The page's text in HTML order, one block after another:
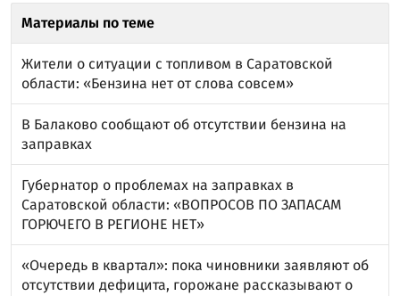
Материалы по теме
Жители о ситуации с топливом в Саратовской
области: «Бензина нет от слова совсем»
В Балаково сообщают об отсутствии бензина на
заправках
Губернатор о проблемах на заправках в
Саратовской области: «ВОПРОСОВ ПО ЗАПАСАМ
ГОРЮЧЕГО В РЕГИОНЕ НЕТ»
«Очередь в квартал»: пока чиновники заявляют об
отсутствии дефицита, горожане рассказывают о